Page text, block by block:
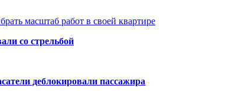
масштаб работ в своей квартире
со стрельбой
деблокировали пассажира